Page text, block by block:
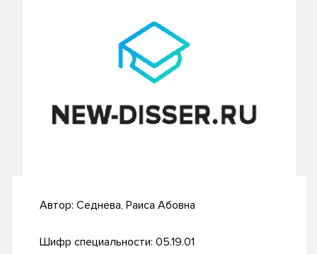
Автор: Седнева, Раиса Абовна
Шифр специальности: 05.19.01